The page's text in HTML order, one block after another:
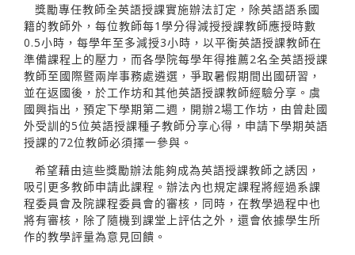
獎勵專任教師全英語授課實施辦法訂定，除英語語系國
籍的教師外，每位教師每1學分得減授授課教師應授時數
0.5小時，每學年至多減授3小時，以平衡英語授課教師在
準備課程上的壓力，而各學院每學年得推薦2名全英語授課
教師至國際暨兩岸事務處遴選，爭取暑假期間出國研習，
並在返國後，於工作坊和其他英語授課教師經驗分享。虞
國興指出，預定下學期第二週，開辦2場工作坊，由曾赴國
外受訓的5位英語授課種子教師分享心得，申請下學期英語
授課的72位教師必須擇一參與。
希望藉由這些獎勵辦法能夠成為英語授課教師之誘因，
吸引更多教師申請此課程。辦法內也規定課程將經過系課
程委員會及院課程委員會的審核，同時，在教學過程中也
將有審核，除了隨機到課堂上評估之外，還會依據學生所
作的教學評量為意見回饋。